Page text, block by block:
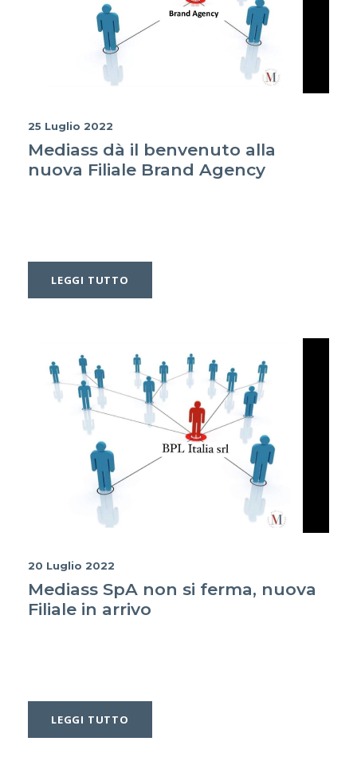
25 Luglio 2022
Mediass dà il benvenuto alla
nuova Filiale Brand Agency
LEGGI TUTTO
20 Luglio 2022
Mediass SpA non si ferma, nuova
Filiale in arrivo
LEGGI TUTTO